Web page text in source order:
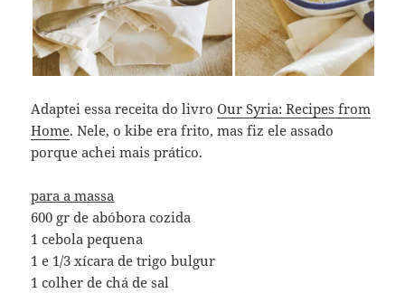
Adaptei essa receita do livroOur Syria: Recipes from
Home. Nele, o kibe era frito, mas fiz ele assado
porque achei mais prático.
para a massa
600 gr de abóbora cozida
1 cebola pequena
1 e 1/3 xícara de trigo bulgur
1 colher de chá de sal